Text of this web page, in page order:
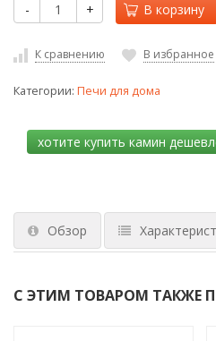
- + В корзину
К сравнению В избранное
Категории: Печи для дома
Обзор
С ЭТИМ ТОВАРОМ ТАКЖЕ